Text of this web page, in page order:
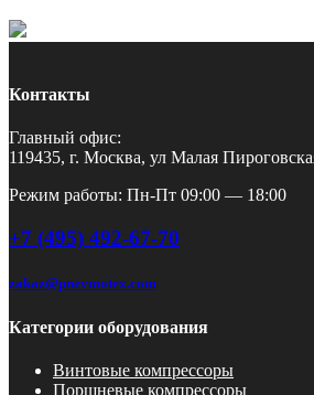
Контакты
Главный офис:
119435, г. Москва, ул Малая
Режим работы: Пн-Пт 09:00 — 18:00
+7 (495) 492-67-70
zakaz@pnevmotex.com
Категории оборудования
Винтовые компрессоры
Поршневые компрессоры